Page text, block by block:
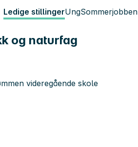
Ledige stillingerUngSommerjobben
og naturfag
videregående skole